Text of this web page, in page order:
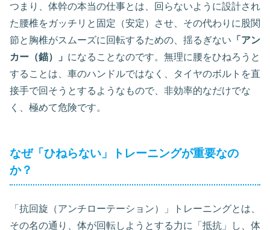
つまり、体幹の本当の仕事とは、回らないように設計され
た腰椎をガッチリと固定（安定）させ、その代わりに股関
節と胸椎がスムーズに回転するための、揺るぎない 「アン
カー（錨）」 になることなのです。無理に腰をひねろうと
することは、車のハンドルではなく、タイヤのボルトを直
接手で回そうとするようなもので、非効率的なだけでな
く、極めて危険です。
なぜ「ひねらない」トレーニングが重要なの
か？
「抗回旋（アンチローテーション）」トレーニングとは、
その名の通り、体が回転しようとする力に「抵抗」し、体